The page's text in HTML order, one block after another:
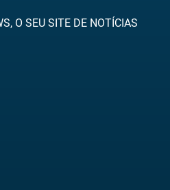
O SEU SITE DE NOTÍCIAS